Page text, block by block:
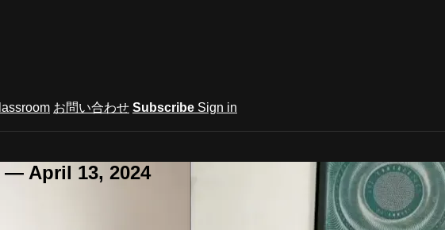
お問い合わせ Subscribe Sign in
— April 13, 2024